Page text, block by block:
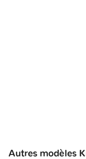
Autres modèles